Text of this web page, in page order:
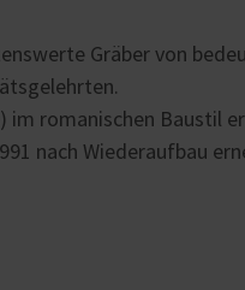
Gräber von
im romanischen Baustil
nach Wiederaufbau